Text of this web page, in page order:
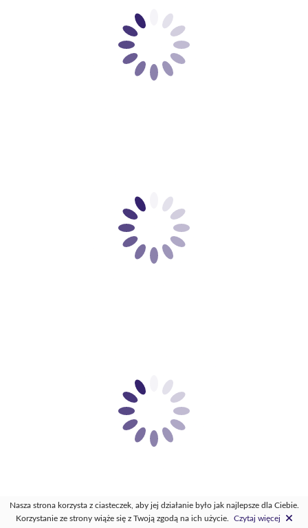
Nasza strona korzysta z ciasteczek, aby jej działanie było jak najlepsze dla Ciebie.
Korzystanie ze strony wiąże się z Twoją zgodą na ich użycie.
Czytaj więcej